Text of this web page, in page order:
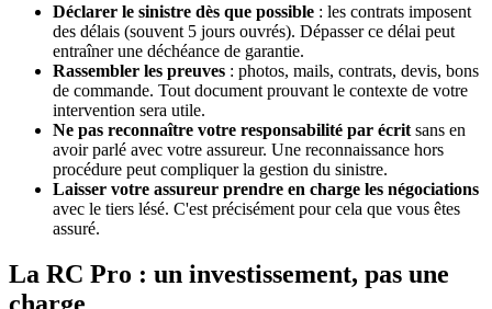
Déclarer le sinistre dès que possible : les contrats imposent
des délais (souvent 5 jours ouvrés). Dépasser ce délai peut
entraîner une déchéance de garantie.
Rassembler les preuves : photos, mails, contrats, devis, bons
de commande. Tout document prouvant le contexte de votre
intervention sera utile.
Ne pas reconnaître votre responsabilité par écrit sans en
avoir parlé avec votre assureur. Une reconnaissance hors
procédure peut compliquer la gestion du sinistre.
Laisser votre assureur prendre en charge les négociations
avec le tiers lésé. C'est précisément pour cela que vous êtes
assuré.
La RC Pro : un investissement, pas une